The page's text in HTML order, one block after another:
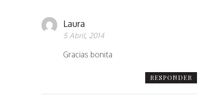
Laura
5 Abril, 2014
Gracias bonita
RESPONDER